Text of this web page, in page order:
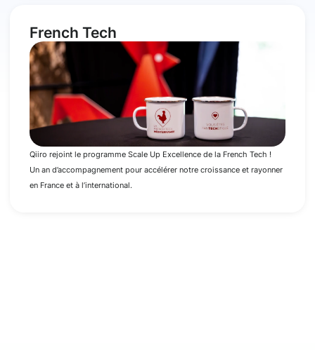
French Tech
Qiiro rejoint le programme Scale Up Excellence de la French Tech !
Un an d’accompagnement pour accélérer notre croissance et rayonner
en France et à l’international.